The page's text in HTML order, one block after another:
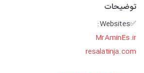
توضیحات
✅Websites:
MrAminEs.ir
resalatinja.com